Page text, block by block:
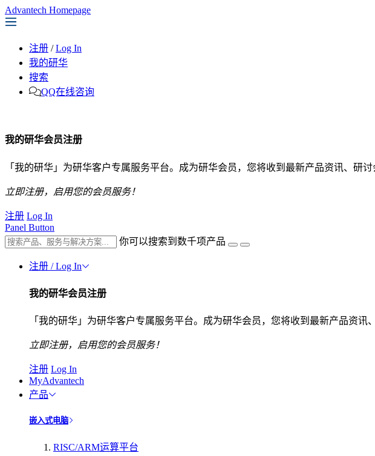
Advantech Homepage
注册 / Log In
我的研华
搜索
QQ在线咨询
我的研华会员注册
「我的研华」为研华客户专属服务平台。成为研华会员，您将收到最新产品资讯、研讨
立即注册，启用您的会员服务！
注册 Log In
Panel Button
你可以搜索到数千项产品
注册 / Log In
我的研华会员注册
「我的研华」为研华客户专属服务平台。成为研华会员，您将收到最新产品资讯
立即注册，启用您的会员服务！
注册 Log In
MyAdvantech
产品
嵌入式电脑
RISC/ARM运算平台